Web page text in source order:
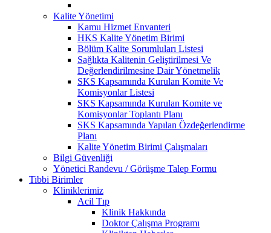
Kalite Yönetimi
Kamu Hizmet Envanteri
HKS Kalite Yönetim Birimi
Bölüm Kalite Sorumluları Listesi
Sağlıkta Kalitenin Geliştirilmesi Ve
Değerlendirilmesine Dair Yönetmelik
SKS Kapsamında Kurulan Komite Ve
Komisyonlar Listesi
SKS Kapsamında Kurulan Komite ve
Komisyonlar Toplantı Planı
SKS Kapsamında Yapılan Özdeğerlendirme
Planı
Kalite Yönetim Birimi Çalışmaları
Bilgi Güvenliği
Yönetici Randevu / Görüşme Talep Formu
Tibbi Birimler
Kliniklerimiz
Acil Tıp
Klinik Hakkında
Doktor Çalışma Programı